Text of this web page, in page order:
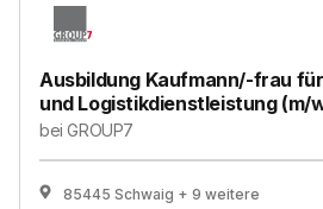
Ausbildung Kaufmann/-frau
und Logistikdienstleistung (m/
beiGROUP7
85445 Schwaig + 9 weitere